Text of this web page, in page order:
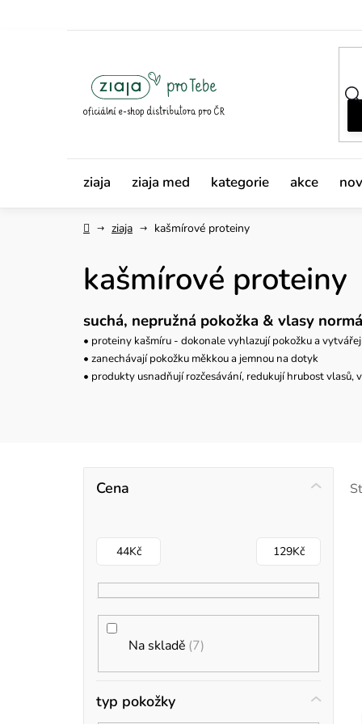
ziaja ziaja med kategorie akce
Domůziaja kašmírové proteiny
kašmírové proteiny
suchá, nepružná pokožka & vlasy
• proteiny kašmíru - dokonale vyhlazují pokožku a
• zanechávají pokožku měkkou a jemnou na dotyk
• produkty usnadňují rozčesávání, redukují hrubost vlasů,
P
n
n
Cena
44Kč 129Kč
Na skladě 7
typ pokožky